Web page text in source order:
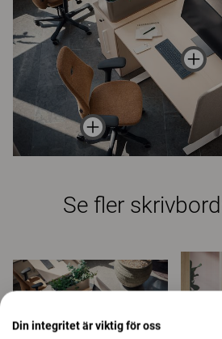
Se fler
Din integritet är viktig för oss